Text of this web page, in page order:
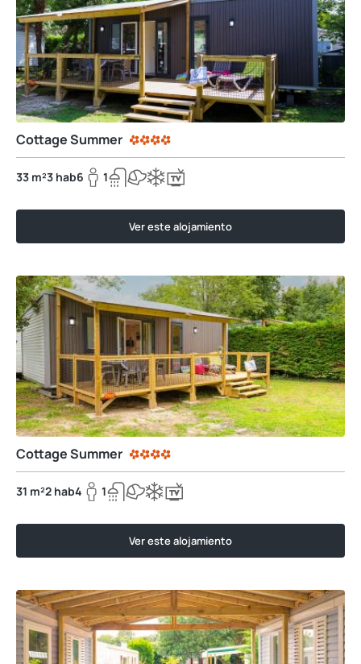
Cottage Summer
33 m²3 hab6 1
Ver este alojamiento
Cottage Summer
31 m²2 hab4 1
Ver este alojamiento